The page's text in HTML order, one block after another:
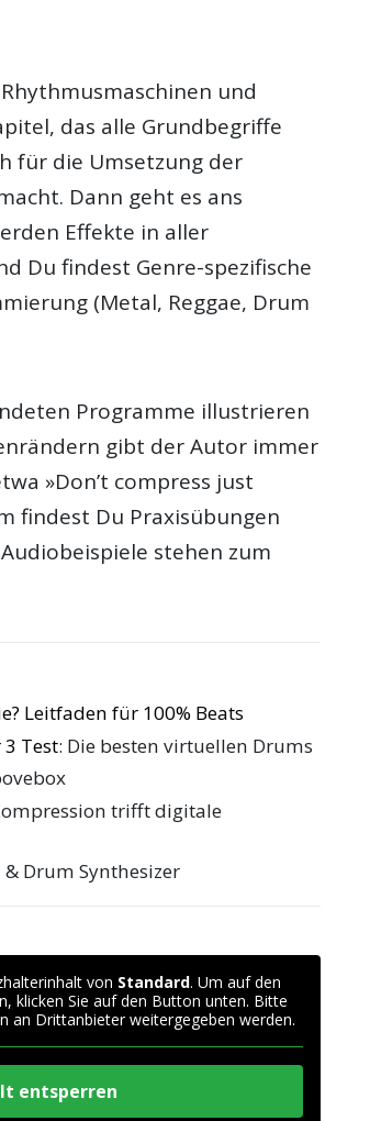
und
das alle Grundbegriffe
für die Umsetzung der
Dann geht es ans
Effekte in aller
Du findest Genre-spezifische
(Metal, Reggae, Drum
Programme illustrieren
gibt der Autor immer
»Don’t compress just
findest Du Praxisübungen
stehen zum
Leitfaden für 100% Beats
Test: Die besten virtuellen Drums
trifft digitale
& Drum Synthesizer
von Standard. Um auf den
klicken Sie auf den Button unten. Bitte
an Drittanbieter weitergegeben werden.
entsperren